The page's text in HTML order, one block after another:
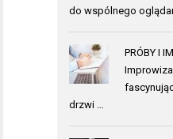
do wspólnego
PRÓBY I
drzwi …